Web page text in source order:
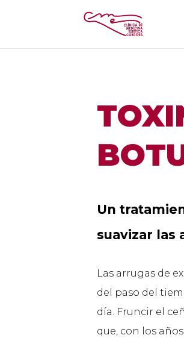
Un
suavizar las
Las arrugas de
del paso del
día. Fruncir el
que, con los